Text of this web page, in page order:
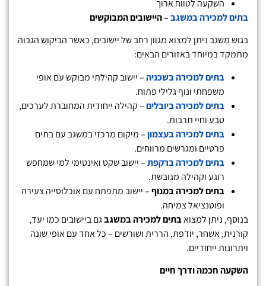
השקעה לטווח ארוך
בתים למכירה במשגב– היישובים המבוקשים
בגוש משגב ניתן למצוא מגוון רחב של יישובים, כאשר הביקוש הגבוה
מתמקד במיוחד באזורים הבאים:
בתים למכירה בשכניה– יישוב קהילתי מבוקש עם אופי
משפחתי ונוף גלילי פתוח.
בתים למכירה ביובלים– קהילה ייחודית המחוברת לערכים,
טבע וחיי תרבות.
בתים למכירה בעצמון– מיקום מרכזי במשגב עם בתים
פרטיים ומגרשים מרווחים.
בתים למכירה ברקפת– יישוב שקט ואינטימי למי שמחפש
רוגע וקהילה מגובשת.
בתים למכירה במנוף– יישוב מתפתח עם אוכלוסייה צעירה
ופוטנציאל צמיחה.
בנוסף, ניתן למצואבתים למכירה במשגבגם ביישובים כמו יעד,
קורנית, אשחר, יודפת, הררית ושורשים – כל אחד עם אופי שונה
ויתרונות ייחודיים.
השקעה חכמה ודרך חיים